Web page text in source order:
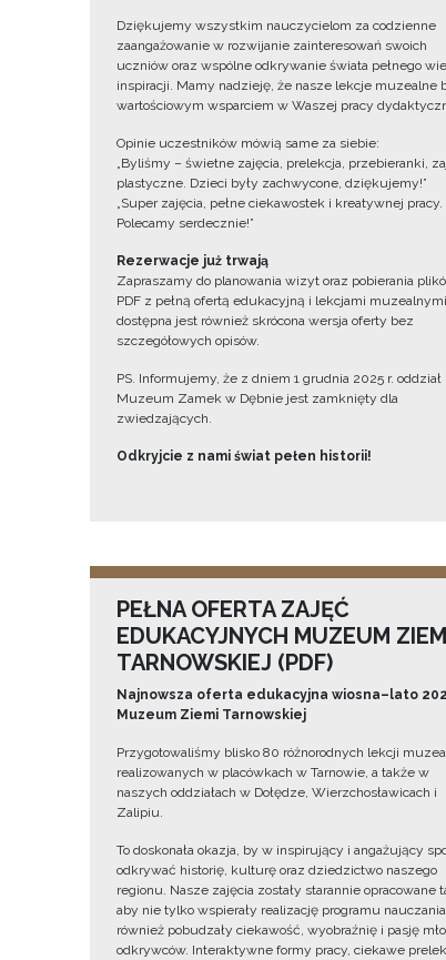
Dziękujemy wszystkim nauczycielom za codzienne
zaangażowanie w rozwijanie zainteresowań swoich
uczniów oraz wspólne odkrywanie świata pełnego
inspiracji. Mamy nadzieję, że nasze lekcje muzealne
wartościowym wsparciem w Waszej pracy
Opinie uczestników mówią same za siebie:
„Byliśmy – świetne zajęcia, prelekcja, przebieranki,
plastyczne. Dzieci były zachwycone, dziękujemy!”
„Super zajęcia, pełne ciekawostek i kreatywnej pracy.
Polecamy serdecznie!”
Rezerwacje już trwają
Zapraszamy do planowania wizyt oraz pobierania
PDF z pełną ofertą edukacyjną i lekcjami
dostępna jest również skrócona wersja oferty bez
szczegółowych opisów.
PS. Informujemy, że z dniem 1 grudnia 2025 r. oddział
Muzeum Zamek w Dębnie jest zamknięty dla
zwiedzających.
Odkryjcie z nami świat pełen historii!
PEŁNA OFERTA ZAJĘĆ
EDUKACYJNYCH MUZEUM
TARNOWSKIEJ (PDF)
Najnowsza oferta edukacyjna wiosna–lato
Muzeum Ziemi Tarnowskiej
Przygotowaliśmy blisko 80 różnorodnych lekcji
realizowanych w placówkach w Tarnowie, a także w
naszych oddziałach w Dołędze, Wierzchosławicach i
Zalipiu.
To doskonała okazja, by w inspirujący i angażujący
odkrywać historię, kulturę oraz dziedzictwo naszego
regionu. Nasze zajęcia zostały starannie opracowane
aby nie tylko wspierały realizację programu
również pobudzały ciekawość, wyobraźnię i pasję
odkrywców. Interaktywne formy pracy, ciekawe